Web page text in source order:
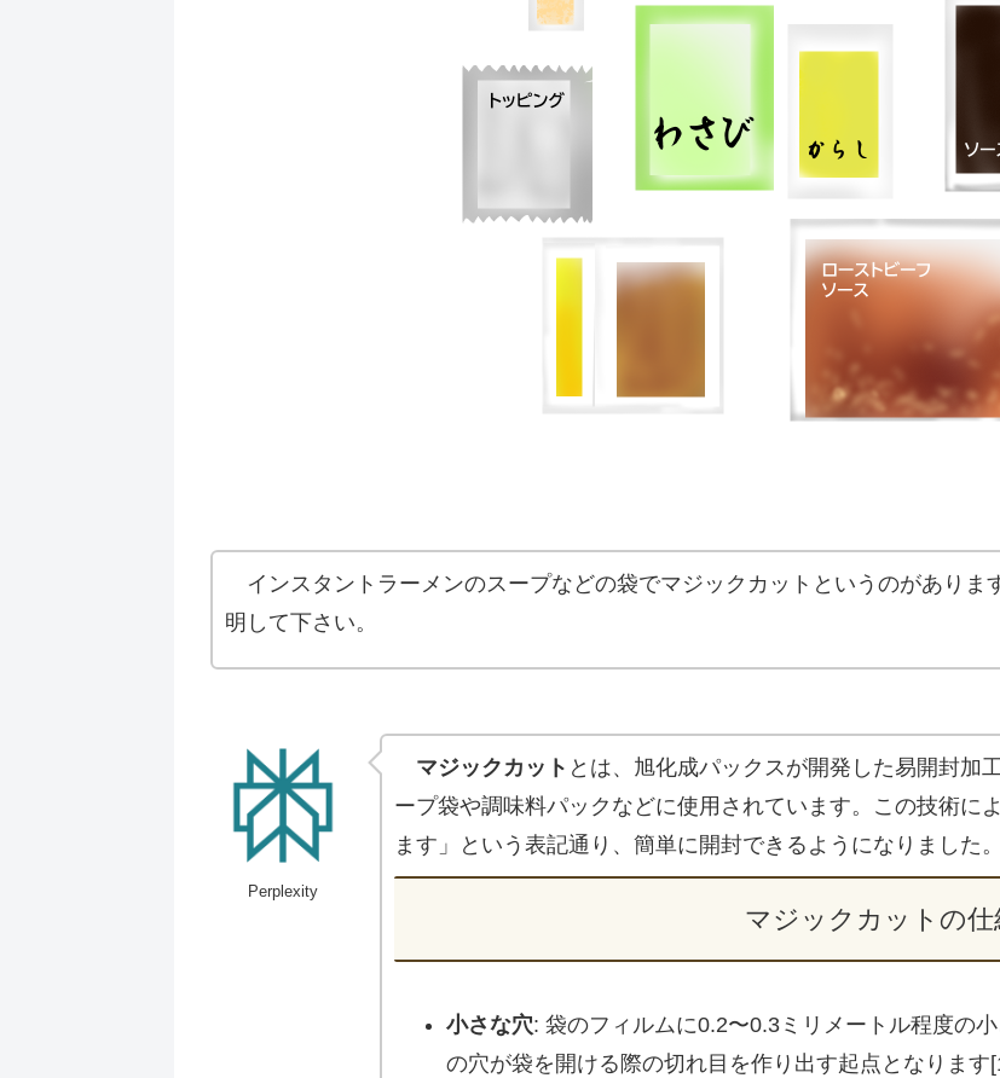
インスタントラーメンのスープなどの袋でマジックカットというのがありま
明して下さい。
Perplexity
マジックカット とは、旭化成パックスが開発した易開封加
ープ袋や調味料パックなどに使用されています。この技術に
ます」という表記通り、簡単に開封できるようになりました。
マジックカットの仕
小さな穴: 袋のフィルムに0.2〜0.3ミリメートル程度の
の穴が袋を開ける際の切れ目を作り出す起点となります